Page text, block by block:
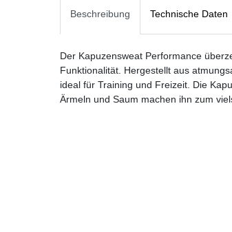
Beschreibung Technische Daten
Der Kapuzensweat Performance
Funktionalität. Hergestellt aus
ideal für Training und Freizeit. Die
Ärmeln und Saum machen ihn zum